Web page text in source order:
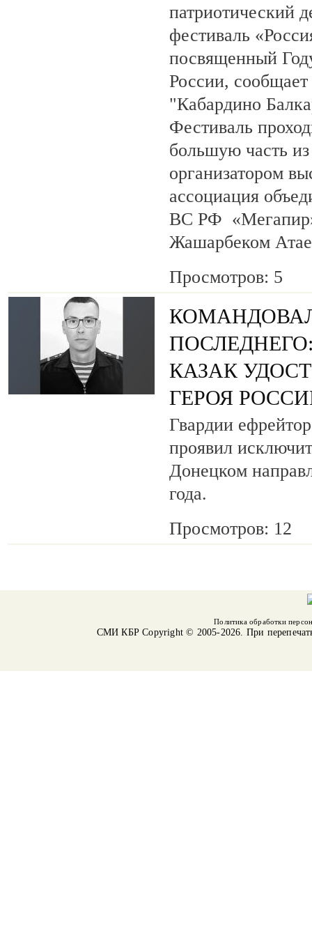
патриотический
фестиваль
посвященный
России,
"Кабардино
Фестиваль
большую часть
организатором
ассоциация
ВС РФ «Мегапир»
Жашарбеком
Просмотров: 5
КАЗАК
ГЕРОЯ
Гвардии
проявил
Донецком
года.
Просмотров: 12
Политика обработки
СМИ КБРCopyright © 2005-2026. При